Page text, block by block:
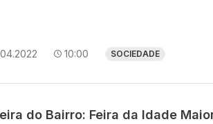
10:00 SOCIEDADE
do Bairro: Feira da Idade